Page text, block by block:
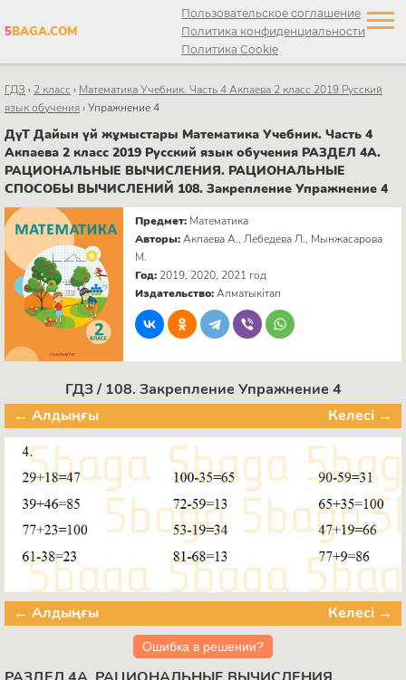
5BAGA.COM
Пользовательское соглашение
Политика конфиденциальности
Политика Cookie
ГДЗ › 2 класс › Математика Учебник. Часть 4 Акпаева 2 класс 2019 Русский
язык обучения›Упражнение 4
ДүТ Дайын үй жұмыстары Математика Учебник. Часть 4
Акпаева 2 класс 2019 Русский язык обучения РАЗДЕЛ 4А.
РАЦИОНАЛЬНЫЕ ВЫЧИСЛЕНИЯ. РАЦИОНАЛЬНЫЕ
СПОСОБЫ ВЫЧИСЛЕНИЙ 108. Закрепление Упражнение 4
Предмет: Математика
Авторы:Акпаева А., Лебедева Л., Мынжасарова
М.
Год: 2019, 2020, 2021 год
Издательство:Алматыкітап
ГДЗ / 108. Закрепление Упражнение 4
← Алдыңғы
Келесі →
← Алдыңғы Келесі →
Ошибка в решении?